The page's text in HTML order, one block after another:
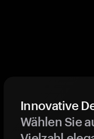
Innovative
Wählen Sie